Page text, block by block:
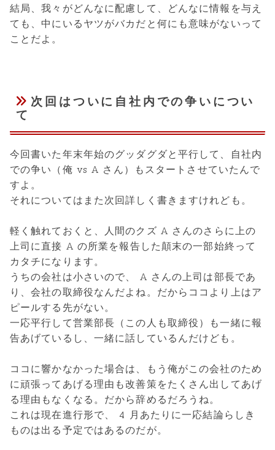
結局、我々がどんなに配慮して、どんなに情報を与え
ても、中にいるヤツがバカだと何にも意味がないって
ことだよ。
次回はついに自社内での争いについ
て
今回書いた年末年始のグッダグダと平行して、自社内
での争い（俺 vs A さん）もスタートさせていたんで
すよ。
それについてはまた次回詳しく書きますけれども。
軽く触れておくと、人間のクズ A さんのさらに上の
上司に直接 A の所業を報告した顛末の一部始終って
カタチになります。
うちの会社は小さいので、 A さんの上司は部長であ
り、会社の取締役なんだよね。だからココより上はア
ピールする先がない。
一応平行して営業部長（この人も取締役）も一緒に報
告あげているし、一緒に話しているんだけども。
ココに響かなかった場合は、もう俺がこの会社のため
に頑張ってあげる理由も改善策をたくさん出してあげ
る理由もなくなる。だから辞めるだろうね。
これは現在進行形で、 4 月あたりに一応結論らしき
ものは出る予定ではあるのだが。